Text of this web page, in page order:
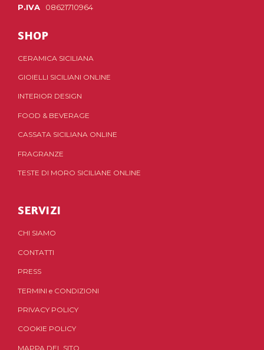
P.IVA 08621710964
SHOP
CERAMICA SICILIANA
GIOIELLI SICILIANI ONLINE
INTERIOR DESIGN
FOOD & BEVERAGE
CASSATA SICILIANA ONLINE
FRAGRANZE
TESTE DI MORO SICILIANE ONLINE
SERVIZI
CHI SIAMO
CONTATTI
PRESS
TERMINI e CONDIZIONI
PRIVACY POLICY
COOKIE POLICY
MAPPA DEL SITO